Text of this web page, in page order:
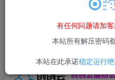
本站资源仅用于学习交
果由使用者自行承担。
有任何问题请加
本站所有解压密码
本站在此承诺稳定运行